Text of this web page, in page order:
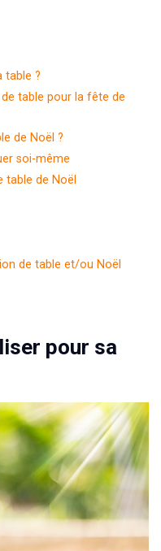
table ?
table pour la fête de
de Noël ?
soi-même
table de Noël
de table et/ou Noël
pour sa